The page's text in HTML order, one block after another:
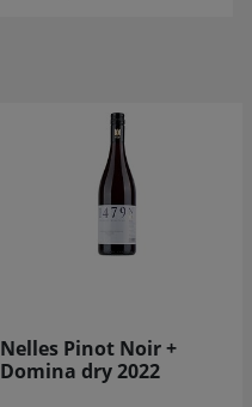
Nelles Pinot Noir +
Domina dry 2022